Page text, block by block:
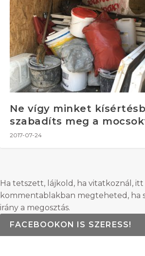
Ne vígy minket
szabadíts meg a
2017-07-24
Ha tetszett, lájkold, ha vitatkoznál, itt
kommentablakban megteheted, ha
irány a megosztás.
FACEBOOKON IS SZERESS!